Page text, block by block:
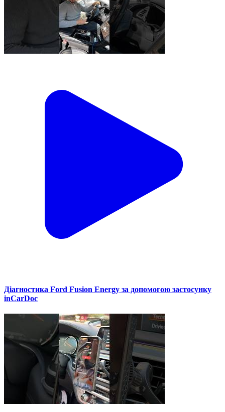
Діагностика Ford Fusion Energy за допомогою застосунку
inCarDoc